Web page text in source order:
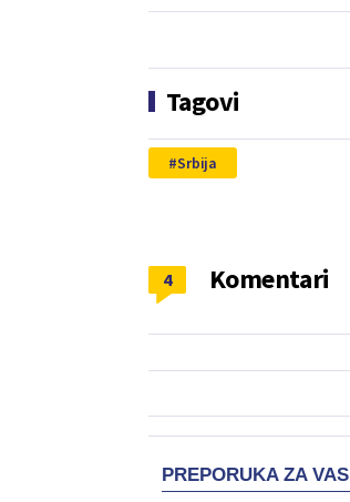
Tagovi
Srbija
Komentari
4
PREPORUKA ZA VAS